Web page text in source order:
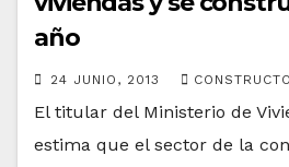
año
24 JUNIO, 2013
El titular del Ministerio de
estima que el sector de la